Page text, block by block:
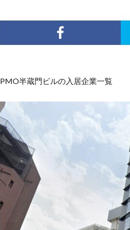
PMO半蔵門ビルの入居企業一覧